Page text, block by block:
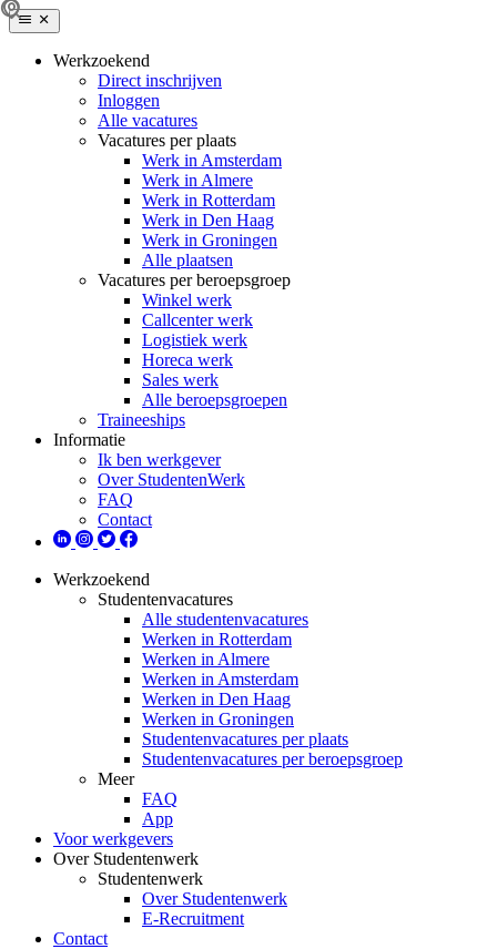
Werkzoekend
Direct inschrijven
Inloggen
Alle vacatures
Vacatures per plaats
Werk in Amsterdam
Werk in Almere
Werk in Rotterdam
Werk in Den Haag
Werk in Groningen
Alle plaatsen
Vacatures per beroepsgroep
Winkel werk
Callcenter werk
Logistiek werk
Horeca werk
Sales werk
Alle beroepsgroepen
Traineeships
Informatie
Ik ben werkgever
Over StudentenWerk
FAQ
Contact
Werkzoekend
Studentenvacatures
Alle studentenvacatures
Werken in Rotterdam
Werken in Almere
Werken in Amsterdam
Werken in Den Haag
Werken in Groningen
Studentenvacatures per plaats
Studentenvacatures per beroepsgroep
Meer
FAQ
App
Voor werkgevers
Over Studentenwerk
Studentenwerk
Over Studentenwerk
E-Recruitment
Contact